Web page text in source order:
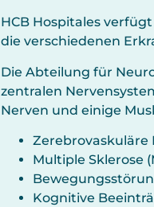
HCB Hospitales
die verschiedenen
Die Abteilung für
zentralen
Nerven und einige
Zerebrovaskuläre
Multiple Sklerose
Kognitive